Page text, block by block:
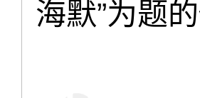
海默”为题